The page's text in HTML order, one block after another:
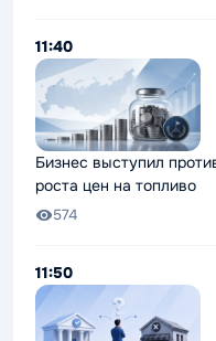
11:40
Бизнес выступил
роста цен на топливо
574
11:50